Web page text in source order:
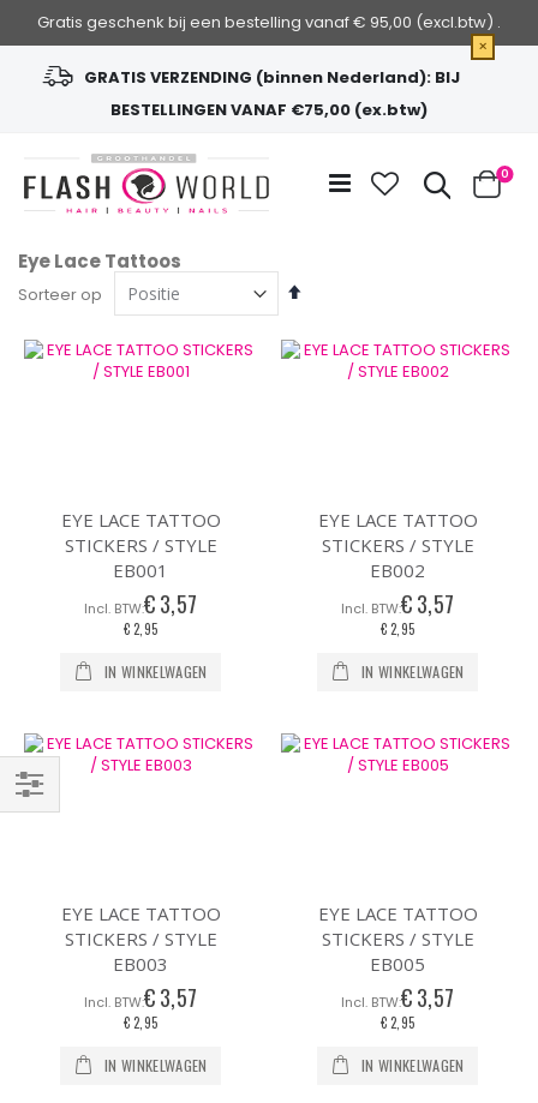
Gratis geschenk bij een bestelling vanaf € 95,00 (excl.btw) .
×
GRATIS VERZENDING (binnen Nederland): BIJ
BESTELLINGEN VANAF €75,00 (ex.btw)
de
inhoud
Zoek
Cart
0
Eye Lace Tattoos
Sorteer op
Van
laag
sorteren
EYE LACE TATTOO
STICKERS / STYLE
EB001
€ 3,57
€ 2,95
IN WINKELWAGEN
EYE LACE TATTOO
STICKERS / STYLE
EB002
€ 3,57
€ 2,95
IN WINKELWAGEN
EYE LACE TATTOO
STICKERS / STYLE
EB003
€ 3,57
€ 2,95
IN WINKELWAGEN
EYE LACE TATTOO
STICKERS / STYLE
EB005
€ 3,57
€ 2,95
IN WINKELWAGEN
Filteren